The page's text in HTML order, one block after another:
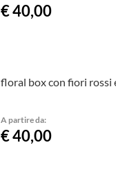
€ 40,00
floral box con fiori rossi
A partire da:
€ 40,00